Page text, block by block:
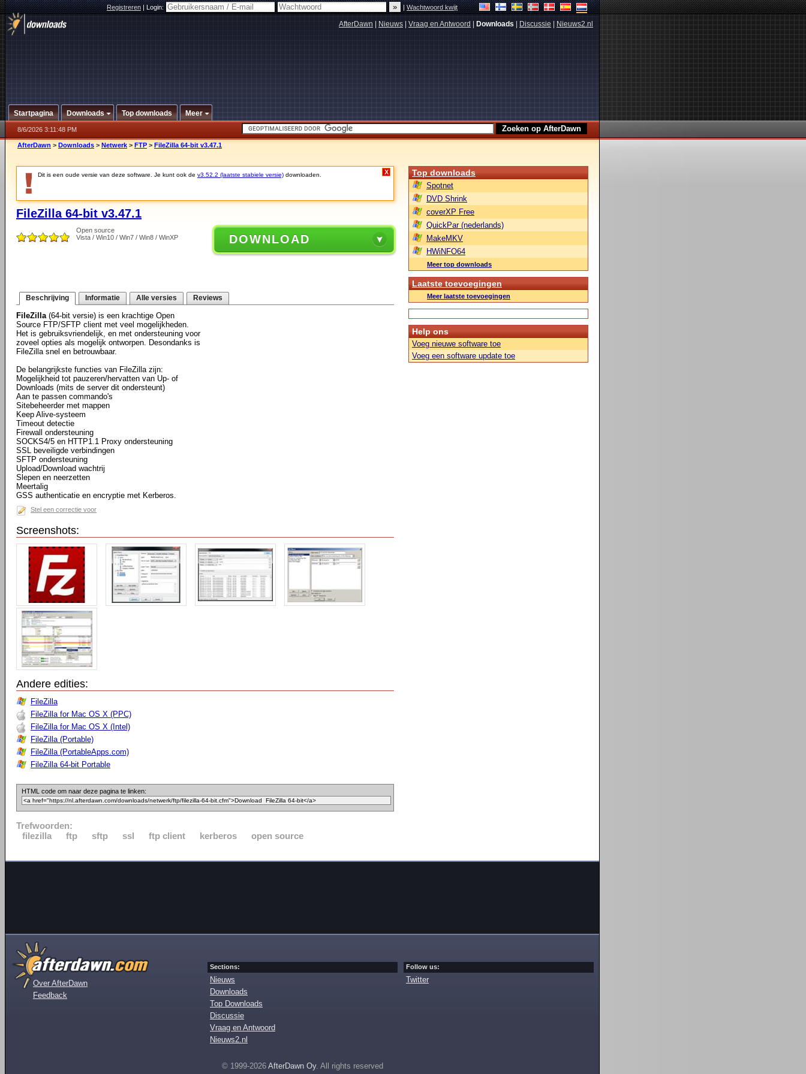
Registreren|Login: |Wachtwoord kwijt
AfterDawn Nieuws Vraag en Antwoord Downloads Discussie Nieuws2.nl
Startpagina Downloads Top downloads Meer
8/6/2026 3:11:48 PM
AfterDawn > Downloads > Netwerk > FTP > FileZilla 64-bit v3.47.1
Dit is een oude versie van deze software. Je kunt ook de v3.52.2 (laatste stabiele versie) downloaden. X
FileZilla 64-bit v3.47.1
Open source
Vista / Win10 / Win7 / Win8 / WinXP
DOWNLOAD
Beschrijving Informatie Alle versies Reviews
FileZilla(64-bit versie) is een krachtige Open
Source FTP/SFTP client met veel mogelijkheden.
Het is gebruiksvriendelijk, en met ondersteuning voor
zoveel opties als mogelijk ontworpen. Desondanks is
FileZilla snel en betrouwbaar.
De belangrijkste functies van FileZilla zijn:
Mogelijkheid tot pauzeren/hervatten van Up- of
Downloads (mits de server dit ondersteunt)
Aan te passen commando's
Sitebeheerder met mappen
Keep Alive-systeem
Timeout detectie
Firewall ondersteuning
SOCKS4/5 en HTTP1.1 Proxy ondersteuning
SSL beveiligde verbindingen
SFTP ondersteuning
Upload/Download wachtrij
Slepen en neerzetten
Meertalig
GSS authenticatie en encryptie met Kerberos.
Stel een correctie voor
Screenshots:
Andere edities:
FileZilla
FileZilla for Mac OS X (PPC)
FileZilla for Mac OS X (Intel)
FileZilla (Portable)
FileZilla (PortableApps.com)
FileZilla 64-bit Portable
HTML code om naar deze pagina te linken:
Trefwoorden:
filezilla
ftp sftp ssl ftp client kerberos open source
Top downloads
Spotnet
DVD Shrink
coverXP Free
QuickPar (nederlands)
MakeMKV
HWiNFO64
Meer top downloads
Laatste toevoegingen
Meer laatste toevoegingen
Help ons
Voeg nieuwe software toe
Voeg een software update toe
Over AfterDawn
Feedback
Sections:
Nieuws
Downloads
Top Downloads
Discussie
Vraag en Antwoord
Nieuws2.nl
Follow us:
Twitter
© 1999-2026 AfterDawn Oy. All rights reserved